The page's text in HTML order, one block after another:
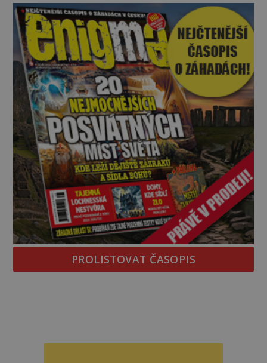
kromě syrových bobů. Příběh se rychle stává
jednou z největších záhad středověké Anglie a ani
po téměř devíti stech letech není
PROLISTOVAT ČASOPIS